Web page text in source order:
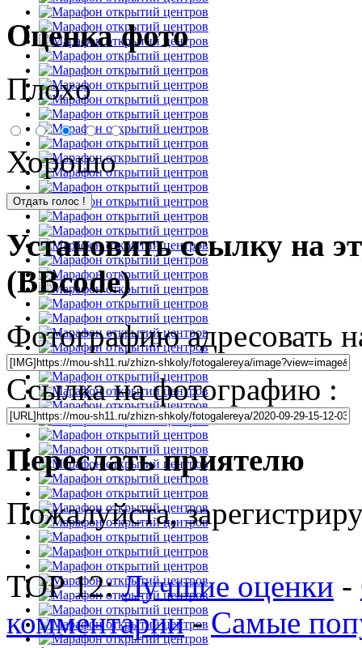
Оценка фото
Плохо
Хорошо
Установить ссылку на
(BBcode)
Фотографию адресовать
Ссылка на фотографию :
Переслать приятелю
Пожалуйста,
TOP 12:Лучшие оценки -
комментарии-Самые